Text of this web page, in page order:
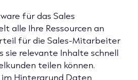
für das Sales
alle Ihre Ressourcen an
für die Sales-Mitarbeiter
sie relevante Inhalte schnell
teilen können.
Hintergrund Daten